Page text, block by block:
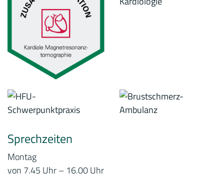
Sprechzeiten
Montag
von 7.45 Uhr – 16.00 Uhr